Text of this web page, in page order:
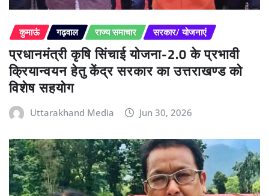
कुमाऊं गढ़वाल राज्य समाचार सरकार/ योजनाएं
प्रधानमंत्री कृषि सिंचाई योजना-2.0 के प्रभावी
क्रियान्वयन हेतु केंद्र सरकार का उत्तराखण्ड को
विशेष सहयोग
Uttarakhand Media Jun 30, 2026